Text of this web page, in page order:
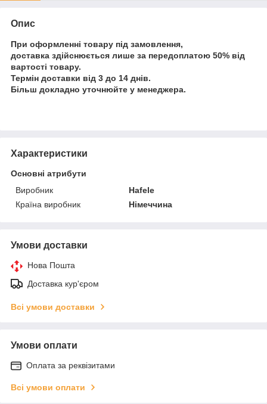
Опис
При оформленні товару під замовлення,
доставка здійснюється лише за передоплатою 50% від
вартості товару.
Термін доставки від 3 до 14 днів.
Більш докладно уточнюйте у менеджера.
Характеристики
Основні атрибути
Виробник
Hafele
Країна виробник
Німеччина
Умови доставки
Нова Пошта
Доставка кур'єром
Всі умови доставки
Умови оплати
Оплата за реквізитами
Всі умови оплати